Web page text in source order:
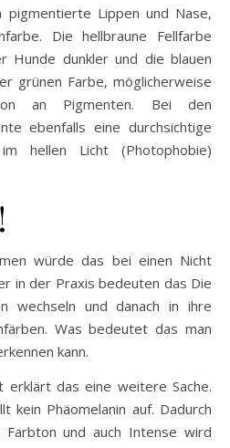
pigmentierte Lippen und Nase,
Die hellbraune Fellfarbe
dunkler und die blauen
grünen Farbe, möglicherweise
an Pigmenten. Bei den
ebenfalls eine durchsichtige
hellen Licht (Photophobie)
würde das bei einen Nicht
in der Praxis bedeuten das Die
wechseln und danach in ihre
Was bedeutet das man
kann.
erklärt das eine weitere Sache.
kein Phäomelanin auf. Dadurch
und auch Intense wird